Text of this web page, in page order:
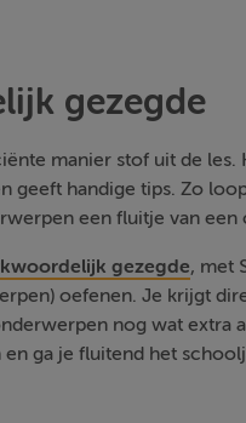
gezegde
manier stof uit de les.
geeft handige tips. Zo
een fluitje van een
gezegde, met
oefenen. Je krijgt
nog wat extra
ga je fluitend het